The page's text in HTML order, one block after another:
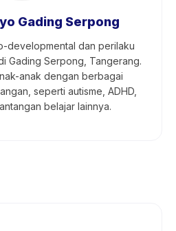
Gading Serpong
developmental dan perilaku
Gading Serpong, Tangerang.
anak dengan berbagai
seperti autisme, ADHD,
belajar lainnya.